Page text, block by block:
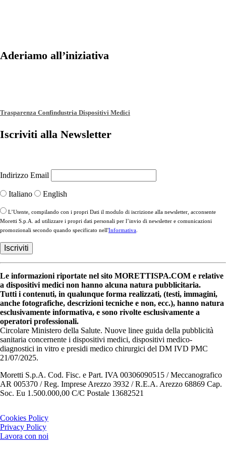
Aderiamo all’iniziativa
Trasparenza Confindustria Dispositivi Medici
Iscriviti alla Newsletter
Indirizzo Email
Italiano English
L’Utente, compilando con i propri Dati il modulo di iscrizione alla newsletter, acconsente
Moretti S.p.A. ad utilizzare i propri dati personali per l’invio di newsletter e comunicazioni
promozionali secondo quando specificato nell'Informativa
Le informazioni riportate nel sito MORETTISPA.COM e relative
a dispositivi medici non hanno alcuna natura pubblicitaria.
Tutti i contenuti, in qualunque forma realizzati, (testi, immagini,
anche fotografiche, descrizioni tecniche e non, ecc.), hanno natura
esclusivamente informativa, e sono rivolte esclusivamente a
operatori professionali.
Circolare Ministero della Salute. Nuove linee guida della pubblicità
sanitaria concernente i dispositivi medici, dispositivi medico-
diagnostici in vitro e presidi medico chirurgici del DM IVD PMC
21/07/2025.
Moretti S.p.A. Cod. Fisc. e Part. IVA 00306090515 / Meccanografico
AR 005370 / Reg. Imprese Arezzo 3932 / R.E.A. Arezzo 68869 Cap.
Soc. Eu 1.500.000,00 C/C Postale 13682521
Cookies Policy
Privacy Policy
Lavora con noi